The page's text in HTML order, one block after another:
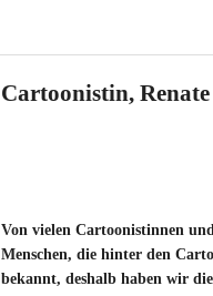
Cartoonistin,
Von vielen Cartoonistinnen
Menschen, die hinter den
bekannt, deshalb haben wir